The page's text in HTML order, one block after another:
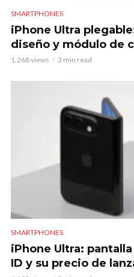
SMARTPHONES
iPhone Ultra
diseño y módulo de
1.268 views 3 min read
SMARTPHONES
iPhone Ultra:
ID y su precio de